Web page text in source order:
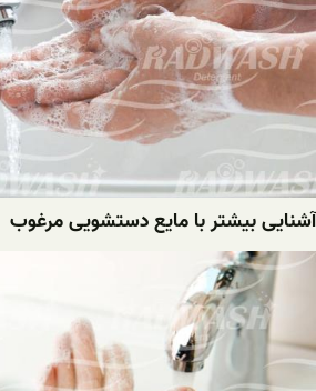
آشنایی بیشتر با مایع دستشویی مرغوب